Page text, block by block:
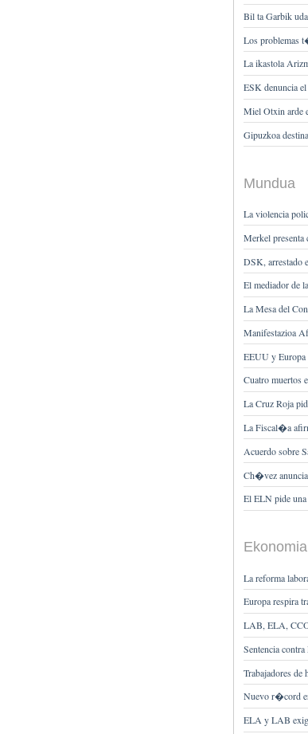
Bil ta Garbik
Los problemas
La ikastola
ESK denuncia
Miel Otxin arde
Gipuzkoa
Mundua
La violencia
Merkel presenta
DSK, arrestado
El mediador de
La Mesa del
Manifestazioa
EEUU y Europa
Cuatro muertos
La Cruz Roja
La Fiscal�a
Acuerdo sobre
Ch�vez
El ELN pide
Ekonomia
La reforma
Europa respira
LAB, ELA,
Sentencia
Trabajadores de
Nuevo r�cord
ELA y LAB